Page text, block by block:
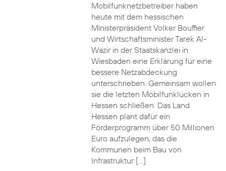
Mobilfunknetzbetreiber haben
heute mit dem hessischen
Ministerpräsident Volker Bouffier
und Wirtschaftsminister Tarek Al-
Wazir in der Staatskanzlei in
Wiesbaden eine Erklärung für eine
bessere Netzabdeckung
unterschrieben. Gemeinsam wollen
sie die letzten Mobilfunklücken in
Hessen schließen. Das Land
Hessen plant dafür ein
Förderprogramm über 50 Millionen
Euro aufzulegen, das die
Kommunen beim Bau von
Infrastruktur […]